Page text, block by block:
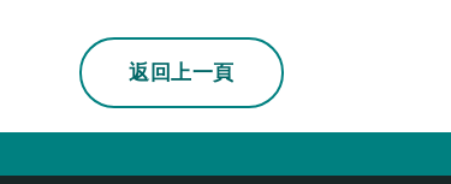
返回上一頁